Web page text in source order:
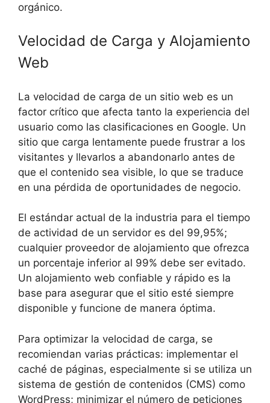
orgánico.
Velocidad de Carga y Alojamiento
Web
La velocidad de carga de un sitio web es un
factor crítico que afecta tanto la experiencia del
usuario como las clasificaciones en Google. Un
sitio que carga lentamente puede frustrar a los
visitantes y llevarlos a abandonarlo antes de
que el contenido sea visible, lo que se traduce
en una pérdida de oportunidades de negocio.
El estándar actual de la industria para el tiempo
de actividad de un servidor es del 99,95%;
cualquier proveedor de alojamiento que ofrezca
un porcentaje inferior al 99% debe ser evitado.
Un alojamiento web confiable y rápido es la
base para asegurar que el sitio esté siempre
disponible y funcione de manera óptima.
Para optimizar la velocidad de carga, se
recomiendan varias prácticas: implementar el
caché de páginas, especialmente si se utiliza un
sistema de gestión de contenidos (CMS) como
WordPress; minimizar el número de peticiones